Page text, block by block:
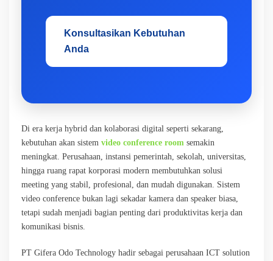
Konsultasikan Kebutuhan
Anda
Di era kerja hybrid dan kolaborasi digital seperti sekarang,
kebutuhan akan sistem video conference room semakin
meningkat. Perusahaan, instansi pemerintah, sekolah, universitas,
hingga ruang rapat korporasi modern membutuhkan solusi
meeting yang stabil, profesional, dan mudah digunakan. Sistem
video conference bukan lagi sekadar kamera dan speaker biasa,
tetapi sudah menjadi bagian penting dari produktivitas kerja dan
komunikasi bisnis.
PT Gifera Odo Technology hadir sebagai perusahaan ICT solution